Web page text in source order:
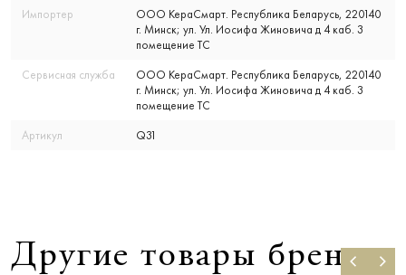
Импортер
ООО КераСмарт. Республика Беларусь, 220140
г. Минск; ул. Ул. Иосифа Жиновича д 4 каб. 3
помещение ТС
Сервисная служба
ООО КераСмарт. Республика Беларусь, 220140
г. Минск; ул. Ул. Иосифа Жиновича д 4 каб. 3
помещение ТС
Артикул Q31
Другие товары бренда